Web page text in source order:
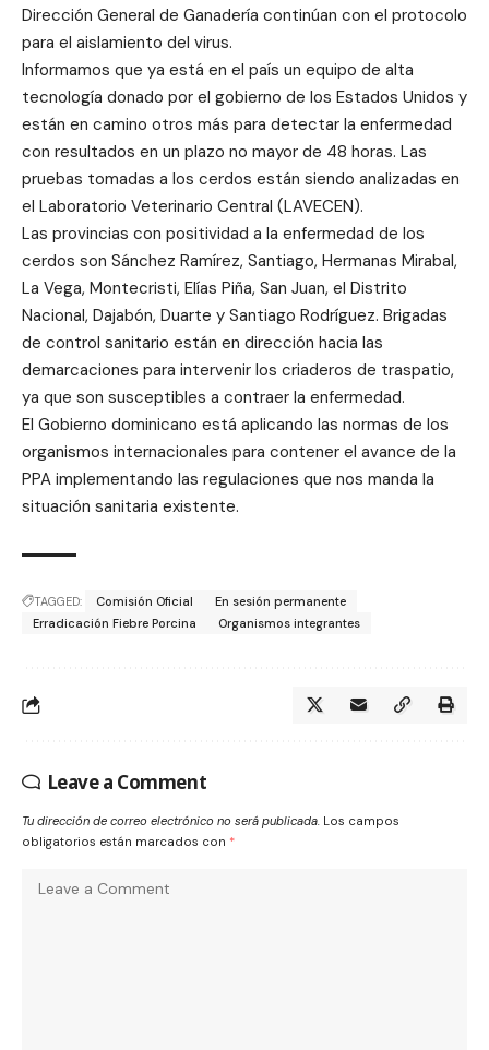
Dirección General de Ganadería continúan con el protocolo
para el aislamiento del virus.
Informamos que ya está en el país un equipo de alta
tecnología donado por el gobierno de los Estados Unidos y
están en camino otros más para detectar la enfermedad
con resultados en un plazo no mayor de 48 horas. Las
pruebas tomadas a los cerdos están siendo analizadas en
el Laboratorio Veterinario Central (LAVECEN).
Las provincias con positividad a la enfermedad de los
cerdos son Sánchez Ramírez, Santiago, Hermanas Mirabal,
La Vega, Montecristi, Elías Piña, San Juan, el Distrito
Nacional, Dajabón, Duarte y Santiago Rodríguez. Brigadas
de control sanitario están en dirección hacia las
demarcaciones para intervenir los criaderos de traspatio,
ya que son susceptibles a contraer la enfermedad.
El Gobierno dominicano está aplicando las normas de los
organismos internacionales para contener el avance de la
PPA implementando las regulaciones que nos manda la
situación sanitaria existente.
TAGGED: Comisión Oficial
En sesión permanente
Erradicación Fiebre Porcina
Organismos integrantes
Leave a Comment
Tu dirección de correo electrónico no será publicada. Los campos
obligatorios están marcados con *